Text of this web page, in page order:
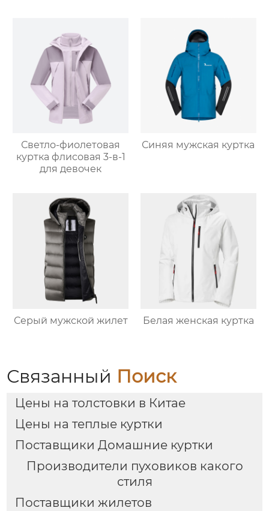
Светло-фиолетовая
куртка флисовая 3-в-1
для девочек
Синяя мужская куртка
Серый мужской жилет Белая женская куртка
Связанный Поиск
Цены на толстовки в Китае
Цены на теплые куртки
Поставщики Домашние куртки
Производители пуховиков какого
стиля
Поставщики жилетов